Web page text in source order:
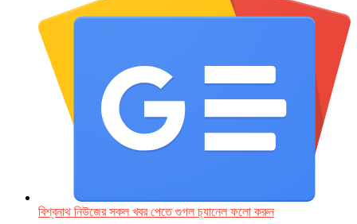
বিশ্বনাথ নিউজের সকল খবর পেতে গুগল চ‌্যানেল ফলো করুন